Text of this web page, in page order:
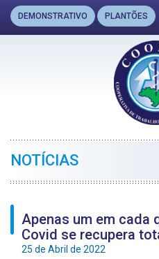
DEMONSTRATIVO PLANTÕES
NOTÍCIAS
Apenas um em cada
Covid se recupera
25 de Abril de 2022